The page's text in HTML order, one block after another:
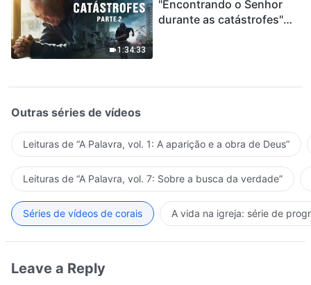
1:34:33
"Encontrando o Senhor
durante as catástrofes"
encontrou uma maneira
de sobreviver?
Outras séries de vídeos
Leituras de “A Palavra, vol. 1: A aparição e a obra de Deus”
Leituras de “A Palavra, vol. 7: Sobre a busca da verdade”
Séries de vídeos de corais A vida na igreja: série de
Leave a Reply